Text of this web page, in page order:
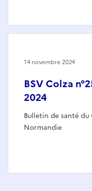
BSV Colza
2024
Bulletin de santé du
Normandie
14 novembre 2024